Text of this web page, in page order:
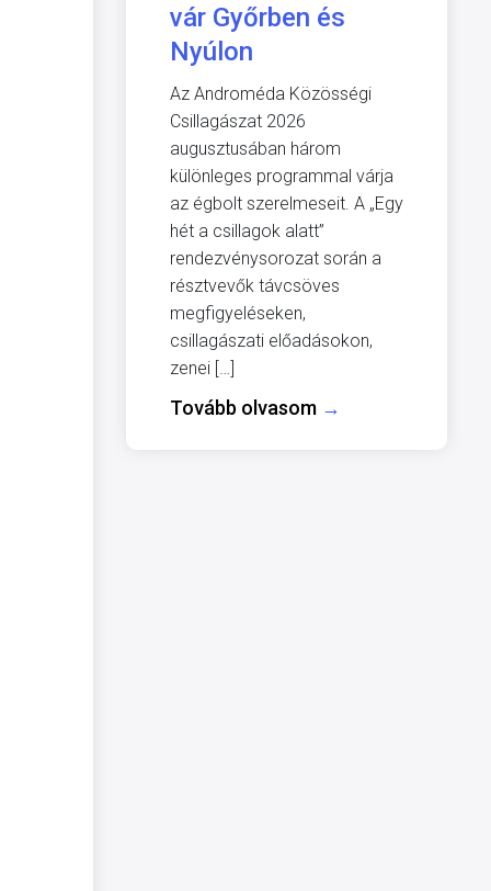
vár Győrben és
Nyúlon
Az Androméda Közösségi
Csillagászat 2026
augusztusában három
különleges programmal várja
az égbolt szerelmeseit. A „Egy
hét a csillagok alatt”
rendezvénysorozat során a
résztvevők távcsöves
megfigyeléseken,
csillagászati előadásokon,
zenei […]
Tovább olvasom →